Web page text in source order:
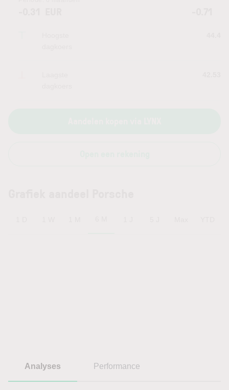
Analyses Performance